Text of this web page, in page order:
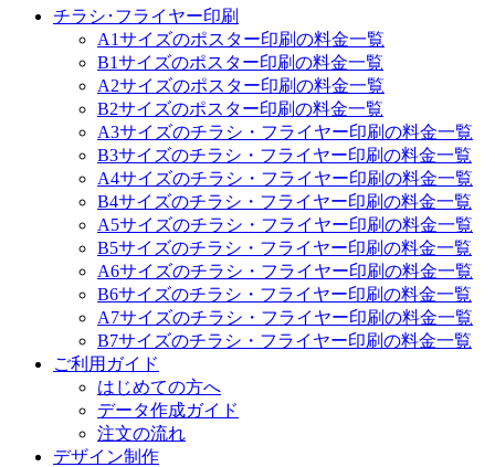
チラシ･フライヤー印刷
A1サイズのポスター印刷の料金一覧
B1サイズのポスター印刷の料金一覧
A2サイズのポスター印刷の料金一覧
B2サイズのポスター印刷の料金一覧
A3サイズのチラシ・フライヤー印刷の料金一覧
B3サイズのチラシ・フライヤー印刷の料金一覧
A4サイズのチラシ・フライヤー印刷の料金一覧
B4サイズのチラシ・フライヤー印刷の料金一覧
A5サイズのチラシ・フライヤー印刷の料金一覧
B5サイズのチラシ・フライヤー印刷の料金一覧
A6サイズのチラシ・フライヤー印刷の料金一覧
B6サイズのチラシ・フライヤー印刷の料金一覧
A7サイズのチラシ・フライヤー印刷の料金一覧
B7サイズのチラシ・フライヤー印刷の料金一覧
ご利用ガイド
はじめての方へ
データ作成ガイド
注文の流れ
デザイン制作